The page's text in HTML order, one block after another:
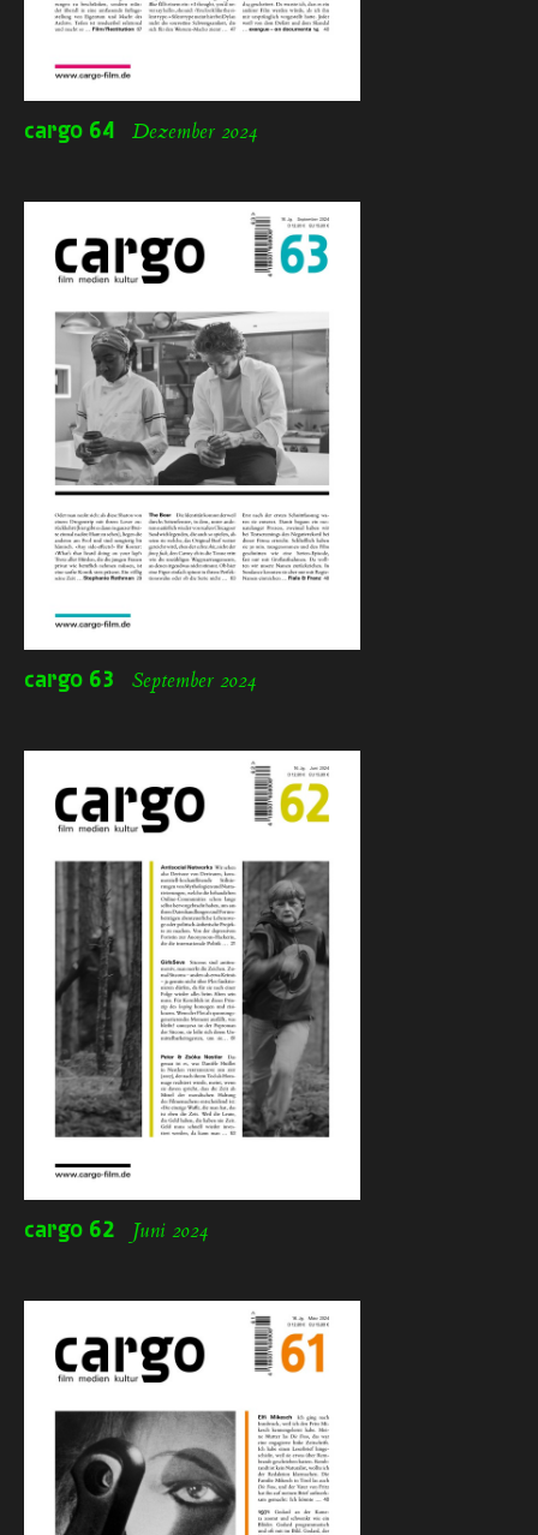
cargo 64 Dezember 2024
cargo 63 September 2024
cargo 62 Juni 2024